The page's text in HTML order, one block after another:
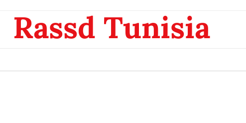
Rassd Tunisia